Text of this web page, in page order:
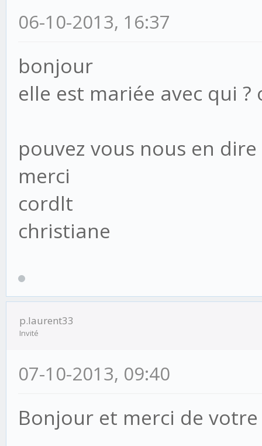
06-10-2013, 16:37
bonjour
elle est mariée avec qui ?
pouvez vous nous en
merci
cordlt
christiane
p.laurent33
Invité
07-10-2013, 09:40
Bonjour et merci de